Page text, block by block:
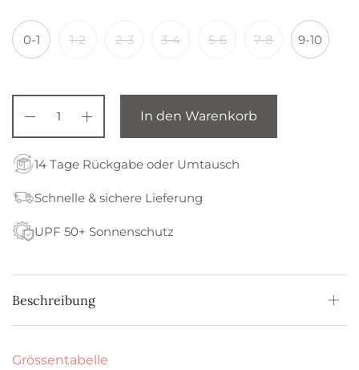
0-1 1-2 2-3 3-4 5-6 7-8 9-10
In den Warenkorb
14 Tage Rückgabe oder Umtausch
Schnelle & sichere Lieferung
UPF 50+ Sonnenschutz
Beschreibung
Grössentabelle